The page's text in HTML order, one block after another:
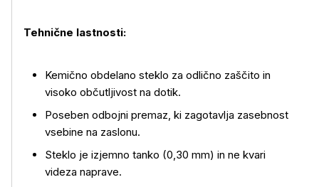
Več o izdelku
Tehnične lastnosti:
Kemično obdelano steklo za odlično zaščito in
visoko občutljivost na dotik.
Poseben odbojni premaz, ki zagotavlja zasebnost
vsebine na zaslonu.
Steklo je izjemno tanko (0,30 mm) in ne kvari
videza naprave.